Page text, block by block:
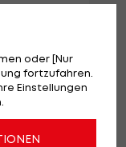
oder [Nur
fortzufahren.
Einstellungen